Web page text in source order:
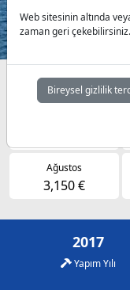
Müsaitlik
Ağustos
3,150 €
2017
Yapım Yılı
Web sitesinin altında
zaman geri çekebilirsiniz.
Bireysel gizlilik